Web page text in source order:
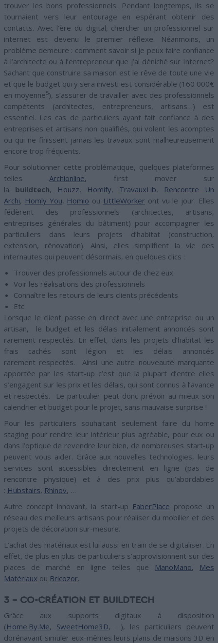
trouver les bons professionnels. Pendant longtemps, ils se
tournaient vers leur entourage en espérant obtenir des
contacts. Avec l’ère du digital, chercher un professionnel sur
internet est devenu le premier réflexe. Néanmoins, un
problème demeure : comment savoir si je peux faire confiance
à l’architecte ou à l’entrepreneur que j’ai déniché sur Internet?
Sachant que construire sa maison est le rêve de toute une vie
et que le budget qui y sera investi est considérable (160 000€
en moyenne5), s’assurer de travailler avec des professionnels
compétents (architectes, entrepreneurs, artisans…) est
essentiel. Les cas de particuliers ayant fait confiance à des
entreprises et artisans non qualifiés, qui volent les acomptes
ou qui ne finissent jamais les travaux sont malheureusement
encore trop fréquents.
Pour solutionner cette problématique, quelques plateformes
tellesArchionline, first mover sur
la buildtech, Houzz, Homify, TravauxLib, Rencontre Un
Archi, Homly You, Homio ou LittleWorker ont vu le jour. Elles
fédèrent des professionnels (architectes, artisans,
entreprises générales du bâtiment) pour accompagner les
particuliers dans leurs projets d’habitat (construction,
extension, rénovation). Ainsi, elles simplifient la vie des
internautes qui peuvent désormais, en quelques clics :
Trouver des professionnels autour de chez eux
Voir les réalisations des professionnels
Connaître les retours de leurs clients précédents
Etc.
Lorsque le client passe en direct avec une entreprise ou un
artisan, le budget et les délais initialement annoncés sont
rarement respectés. En effet, dans les projets d’habitat les
frais cachés sont légion et les délais annoncés
rarement respectés. Ainsi une autre nouveauté marquante
apportée par les start-up c’est que la plupart d’entre elles
s’engagent sur les prix et les délais, qui sont connus à l’avance
et respectés. Le particulier peut donc prévoir au mieux son
calendrier et budget pour le projet, sans mauvaise surprise !
Pour les particuliers souhaitant seulement faire du home
staging pour rendre leur intérieur plus agréable, pour eux ou
dans l’optique de revendre leur bien, de nombreuses start-up
peuvent vous aider. Grâce aux nouvelles technologies, leurs
services sont accessibles directement en ligne (pas de
rencontre physique) et à des prix plus qu’abordables
: Hubstairs, Rhinov, …
Autre concept innovant, la start-up FaberPlace propose un
réseau des meilleurs artisans pour réaliser du mobilier et des
projets de décoration sur-mesure.
L’achat des matériaux est lui aussi en train de se digitaliser. En
effet, de plus en plus de particuliers s’approvisionnent sur des
places de marché en ligne telles que ManoMano, Mes
Matériaux ou Bricozor.
3 – CO-CRÉATION ET BUILDTECH
Grâce aux supports digitaux à disposition
(Home.By.Me, SweetHome3D, …), les particuliers peuvent
dorénavant simuler eux-mêmes leurs plans de maisons 3D en